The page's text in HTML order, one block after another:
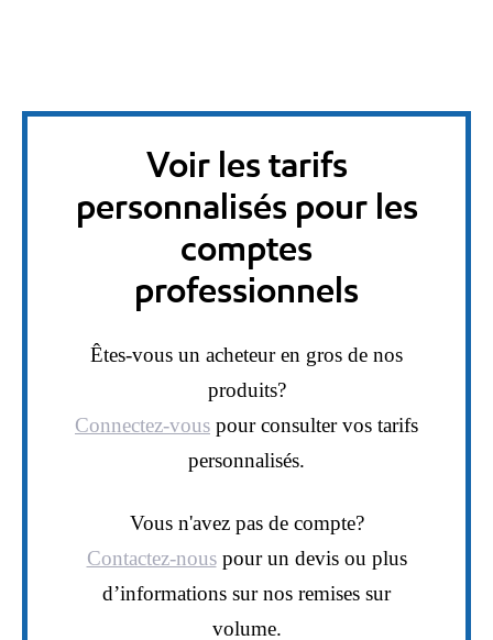
Voir les tarifs
personnalisés pour les
comptes
professionnels
Êtes-vous un acheteur en gros de nos
produits?
Connectez-vous pour consulter vos tarifs
personnalisés.
Vous n'avez pas de compte?
Contactez-nouspour un devis ou plus
d’informations sur nos remises sur
volume.